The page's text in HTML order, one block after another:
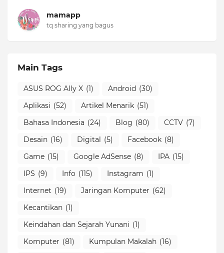
mamapp
tq sharing yang bagus
Main Tags
ASUS ROG Ally X (1) Android (30)
Aplikasi (52) Artikel Menarik (51)
Bahasa Indonesia (24) Blog (80) CCTV (7)
Desain (16) Digital (5) Facebook (8)
Game (15) Google AdSense (8) IPA (15)
IPS (9) Info (115) Instagram (1)
Internet (19) Jaringan Komputer (62)
Kecantikan (1)
Keindahan dan Sejarah Yunani (1)
Komputer (81) Kumpulan Makalah (16)